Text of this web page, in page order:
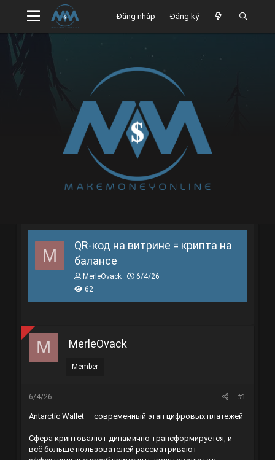
Đăng nhập Đăng ký
QR-код на витрине = крипта на
балансе
M
T
h
t
r
MerleOvack
N
6/4/26
62
M MerleOvack
Member
6/4/26 #1
Antarctic Wallet — современный этап цифровых платежей
Сфера криптовалют динамично трансформируется, и
всё больше пользователей рассматривают